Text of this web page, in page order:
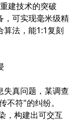
建技术的突破
可实现毫米级精
算法，能1:1复刻
失真问题，某调查
不符"的纠纷。
，构建出可交互